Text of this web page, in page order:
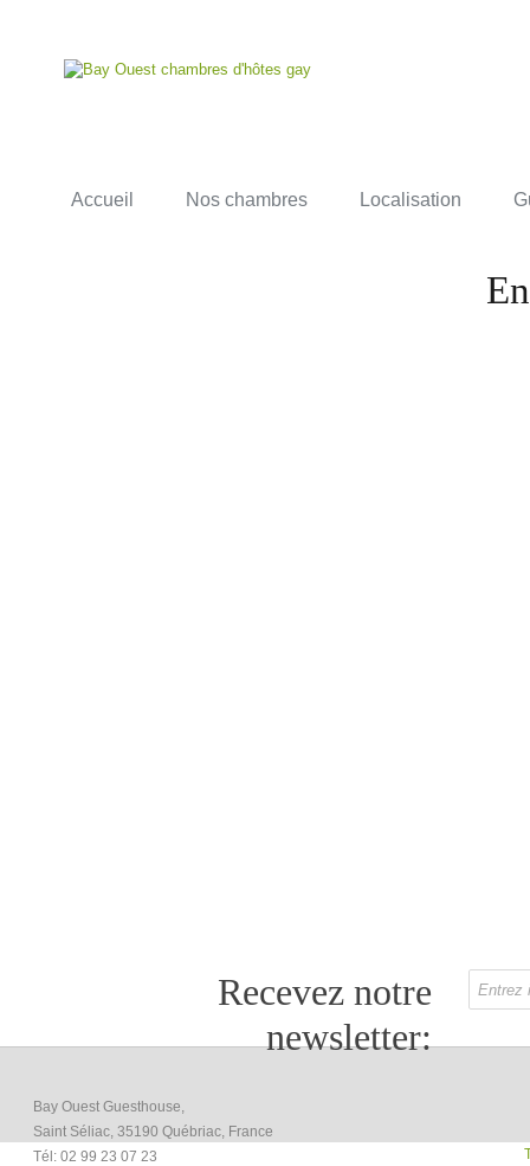
Accueil Nos chambres Localisation
Recevez notre
newsletter:
Bay Ouest Guesthouse,
Saint Séliac, 35190 Québriac, France
Tél: 02 99 23 07 23